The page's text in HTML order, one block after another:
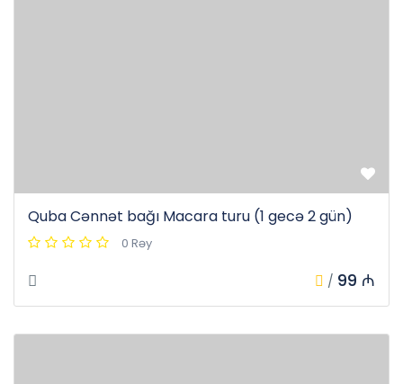
Quba Cənnət bağı Macara turu (1 gecə 2 gün)
0 Rəy
/ 99 ₼